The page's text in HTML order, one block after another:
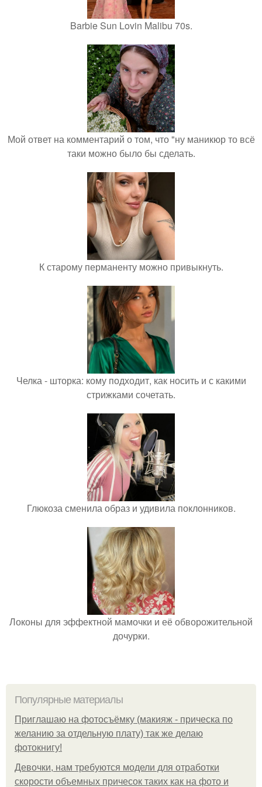
Barbie Sun Lovin Malibu 70s.
Мой ответ на комментарий о том, что "ну маникюр то всё
таки можно было бы сделать.
К старому перманенту можно привыкнуть.
Челка - шторка: кому подходит, как носить и с какими
стрижками сочетать.
Глюкоза сменила образ и удивила поклонников.
Локоны для эффектной мамочки и её обворожительной
дочурки.
Популярные материалы
Приглашаю на фотосъёмку (макияж - прическа по
желанию за отдельную плату) так же делаю
фотокнигу!
Девочки, нам требуются модели для отработки
скорости объемных причесок таких как на фото и